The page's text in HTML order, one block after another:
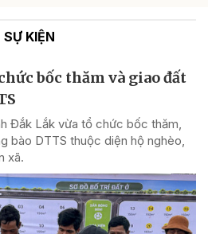
KIỆN
bốc thăm và giao đất
Đắk Lắk vừa tổ chức bốc thăm,
bào DTTS thuộc diện hộ nghèo,
xã.